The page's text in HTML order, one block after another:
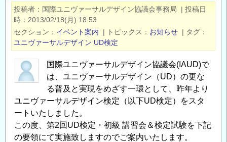
投稿者 国際ユニヴァーサルデザイン協議会事務局 | 投稿日
時
2013/02/18(月) 18:53
セクション
イベント案内 | トピックス お知らせ | タグ
ユニヴァーサルデザイン UD検定
国際ユニヴァーサルデザイン協議会(IAUD)で
は、ユニヴァーサルデザイン（UD）の更な
る普及と実現をめざす一環として、昨年より
ユニヴァーサルデザイン検定（以下UD検定）をスタ
ートいたしました。
この度、第2回UD検定・初級 講習会＆検定試験を下記
の要領にて実施致しますのでご案内いたします。